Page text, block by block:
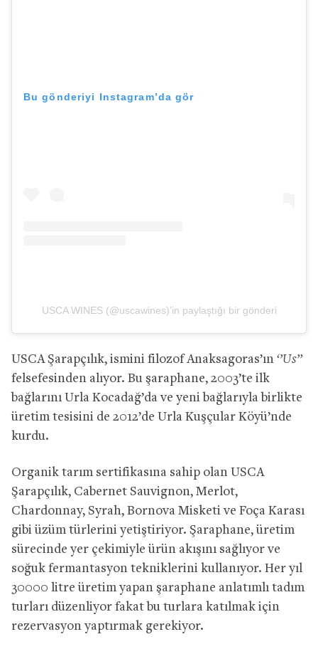
Bu gönderiyi Instagram’da gör
USCA WINES (@uscawines)’in paylaştığı bir gönderi
USCA Şarapçılık, ismini filozof Anaksagoras’ın ‘’Us’’
felsefesinden alıyor. Bu şaraphane, 2003’te ilk
bağlarını Urla Kocadağ’da ve yeni bağlarıyla birlikte
üretim tesisini de 2012’de Urla Kuşçular Köyü’nde
kurdu.
Organik tarım sertifikasına sahip olan USCA
Şarapçılık, Cabernet Sauvignon, Merlot,
Chardonnay, Syrah, Bornova Misketi ve Foça Karası
gibi üzüm türlerini yetiştiriyor. Şaraphane, üretim
sürecinde yer çekimiyle ürün akışını sağlıyor ve
soğuk fermantasyon tekniklerini kullanıyor. Her yıl
30000 litre üretim yapan şaraphane anlatımlı tadım
turları düzenliyor fakat bu turlara katılmak için
rezervasyon yaptırmak gerekiyor.